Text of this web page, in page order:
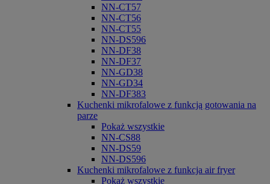
NN-CT57
NN-CT56
NN-CT55
NN-DS596
NN-DF38
NN-DF37
NN-GD38
NN-GD34
NN-DF383
Kuchenki mikrofalowe z funkcją gotowania na
parze
Pokaż wszystkie
NN-CS88
NN-DS59
NN-DS596
Kuchenki mikrofalowe z funkcja air fryer
Pokaż wszystkie